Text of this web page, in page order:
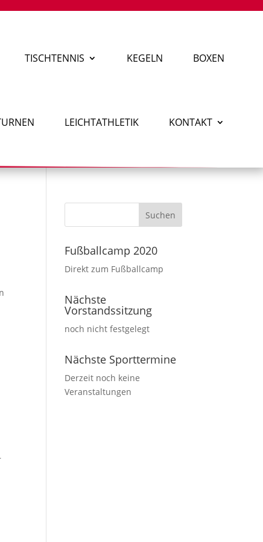
TISCHTENNIS KEGELN BOXEN
LEICHTATHLETIK KONTAKT
Fußballcamp 2020
Direkt zum Fußballcamp
Nächste
Vorstandssitzung
noch nicht festgelegt
Nächste Sporttermine
Derzeit noch keine
Veranstaltungen